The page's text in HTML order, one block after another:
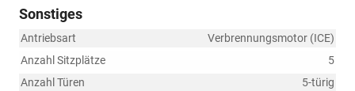
Sonstiges
Antriebsart
Verbrennungsmotor (ICE)
Anzahl Sitzplätze
5
Anzahl Türen
5-türig